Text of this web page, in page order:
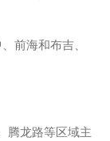
前海和布吉、
腾龙路等区域主